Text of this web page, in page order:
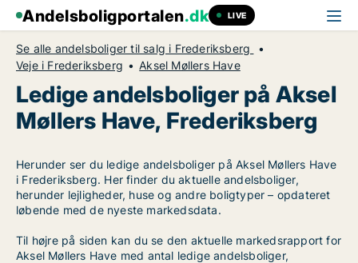
Andelsboligportalen.dk LIVE
Se alle andelsboliger til salg i Frederiksberg
Veje i Frederiksberg
Aksel Møllers Have
Ledige andelsboliger på Aksel
Møllers Have, Frederiksberg
Herunder ser du ledige andelsboliger på Aksel Møllers Have
i Frederiksberg. Her finder du aktuelle andelsboliger,
herunder lejligheder, huse og andre boligtyper – opdateret
løbende med de nyeste markedsdata.
Til højre på siden kan du se den aktuelle markedsrapport for
Aksel Møllers Have med antal ledige andelsboliger,